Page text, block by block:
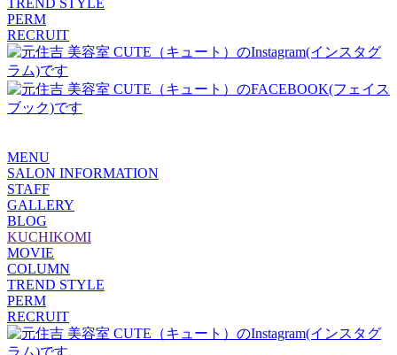
TREND STYLE
PERM
RECRUIT
MENU
SALON INFORMATION
STAFF
GALLERY
BLOG
KUCHIKOMI
MOVIE
COLUMN
TREND STYLE
PERM
RECRUIT